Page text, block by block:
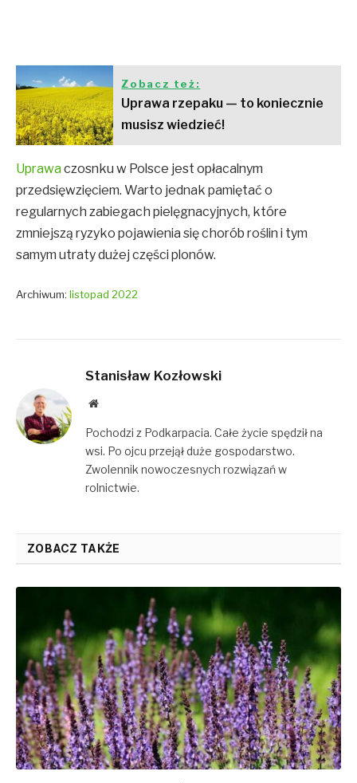
Zobacz też:
Uprawa rzepaku — to koniecznie
musisz wiedzieć!
Uprawaczosnku w Polsce jest opłacalnym
przedsięwzięciem. Warto jednak pamiętać o
regularnych zabiegach pielęgnacyjnych, które
zmniejszą ryzyko pojawienia się chorób roślin i tym
samym utraty dużej części plonów.
Archiwum: listopad 2022
Stanisław Kozłowski
Website
Pochodzi z Podkarpacia. Całe życie spędził na
wsi. Po ojcu przejął duże gospodarstwo.
Zwolennik nowoczesnych rozwiązań w
rolnictwie.
ZOBACZ TAKŻE